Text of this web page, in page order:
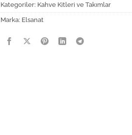
Kategoriler: Kahve Kitleri ve Takımlar
Marka: Elsanat